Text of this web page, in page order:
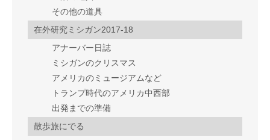
その他の道具
在外研究ミシガン2017-18
アナーバー日誌
ミシガンのクリスマス
アメリカのミュージアムなど
トランプ時代のアメリカ中西部
出発までの準備
散歩旅にでる